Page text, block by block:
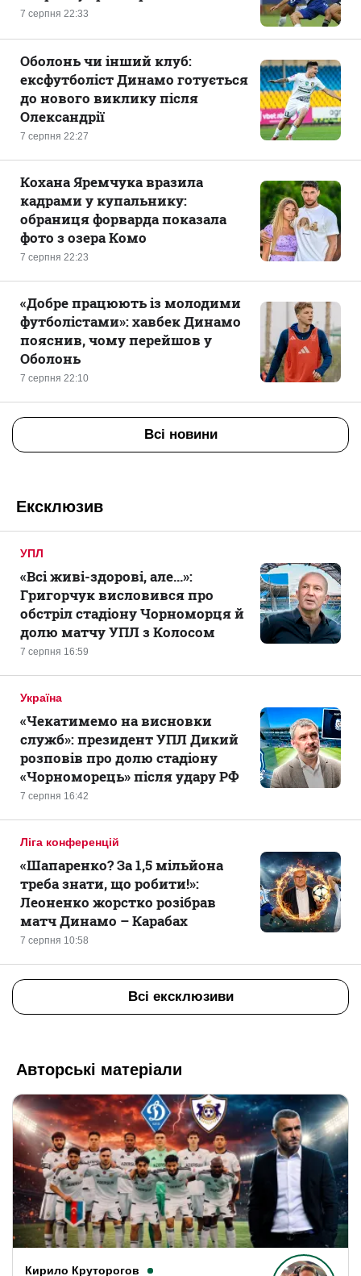
7 серпня 22:33
7 серпня 22:27
Оболонь чи інший клуб:
ексфутболіст Динамо готується
до нового виклику після
Олександрії
7 серпня 22:23
Кохана Яремчука вразила
кадрами у купальнику:
обраниця форварда показала
фото з озера Комо
7 серпня 22:10
«Добре працюють із молодими
футболістами»: хавбек Динамо
пояснив, чому перейшов у
Оболонь
Всі новини
Ексклюзив
УПЛ
7 серпня 16:59
«Всі живі-здорові, але...»:
Григорчук висловився про
обстріл стадіону Чорноморця й
долю матчу УПЛ з Колосом
Україна
7 серпня 16:42
«Чекатимемо на висновки
служб»: президент УПЛ Дикий
розповів про долю стадіону
«Чорноморець» після удару РФ
Ліга конференцій
7 серпня 10:58
«Шапаренко? За 1,5 мільйона
треба знати, що робити!»:
Леоненко жорстко розібрав
матч Динамо – Карабах
Всі ексклюзиви
Авторські матеріали
Кирило Круторогов